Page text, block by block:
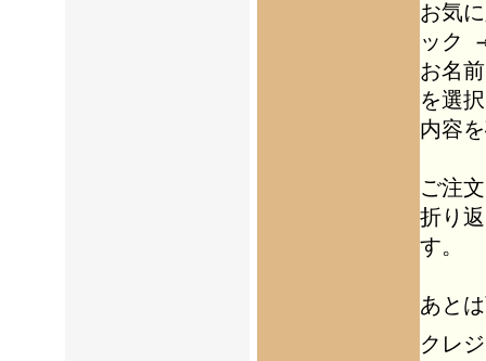
お気
ック
お名
を選
内容
ご注
折り
す。
あと
クレ